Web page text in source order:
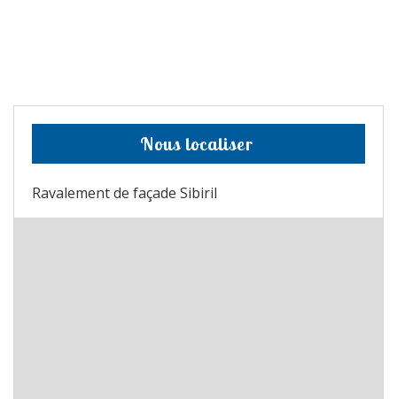
Nous localiser
Ravalement de façade Sibiril